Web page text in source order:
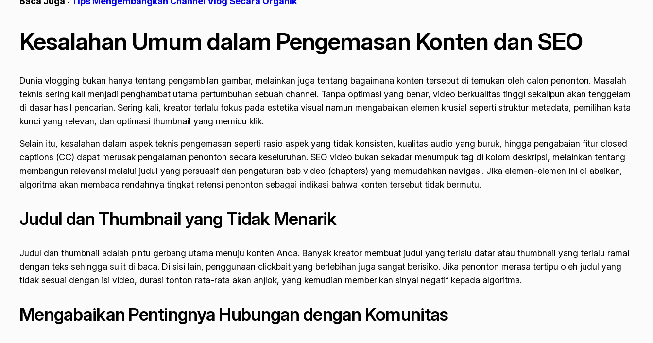
Kesalahan Umum dalam Pengemasan Konten dan SEO
Dunia vlogging bukan hanya tentang pengambilan gambar, melainkan juga tentang bagaimana konten tersebut di temukan oleh calon penonton. Masalah
teknis sering kali menjadi penghambat utama pertumbuhan sebuah channel. Tanpa optimasi yang benar, video berkualitas tinggi sekalipun akan tenggelam
di dasar hasil pencarian. Sering kali, kreator terlalu fokus pada estetika visual namun mengabaikan elemen krusial seperti struktur metadata, pemilihan kata
kunci yang relevan, dan optimasi thumbnail yang memicu klik.
Selain itu, kesalahan dalam aspek teknis pengemasan seperti rasio aspek yang tidak konsisten, kualitas audio yang buruk, hingga pengabaian fitur closed
captions (CC) dapat merusak pengalaman penonton secara keseluruhan. SEO video bukan sekadar menumpuk tag di kolom deskripsi, melainkan tentang
membangun relevansi melalui judul yang persuasif dan pengaturan bab video (chapters) yang memudahkan navigasi. Jika elemen-elemen ini di abaikan,
algoritma akan membaca rendahnya tingkat retensi penonton sebagai indikasi bahwa konten tersebut tidak bermutu.
Judul dan Thumbnail yang Tidak Menarik
Judul dan thumbnail adalah pintu gerbang utama menuju konten Anda. Banyak kreator membuat judul yang terlalu datar atau thumbnail yang terlalu ramai
dengan teks sehingga sulit di baca. Di sisi lain, penggunaan clickbait yang berlebihan juga sangat berisiko. Jika penonton merasa tertipu oleh judul yang
tidak sesuai dengan isi video, durasi tonton rata-rata akan anjlok, yang kemudian memberikan sinyal negatif kepada algoritma.
Mengabaikan Pentingnya Hubungan dengan Komunitas